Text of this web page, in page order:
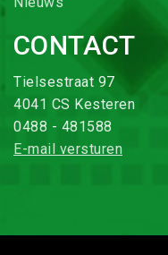
CONTACT
Tielsestraat 97
4041 CS Kesteren
0488 - 481588
E-mail versturen